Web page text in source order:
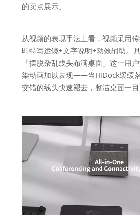
的卖点展示。
从视频的表现手法上看，视频采用传
即特写运镜+文字说明+动效辅助。
「摆脱杂乱线头布满桌面」这一用
染动画加以表现——当HiDock缓缓
交错的线头快速褪去，整洁桌面一目